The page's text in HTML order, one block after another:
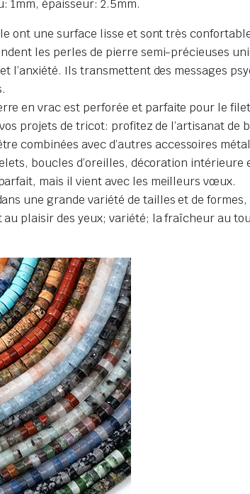
1mm, épaisseur: 2.5mm.
ont une surface lisse et sont très
les perles de pierre semi-précieuses
l’anxiété. Ils transmettent des messages
en vrac est perforée et parfaite pour le
projets de tricot: profitez de l’artisanat de
combinées avec d’autres accessoires
boucles d’oreilles, décoration
mais il vient avec les meilleurs vœux.
une grande variété de tailles et de
plaisir des yeux; variété; la fraîcheur au